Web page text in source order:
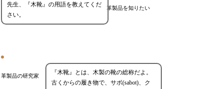
革製品を知りたい
先生、『木靴』の用語を教えてくだ
さい。
革製品の研究家
『木靴』とは、木製の靴の総称だよ。
古くからの履き物で、サボ(sabot)、ク